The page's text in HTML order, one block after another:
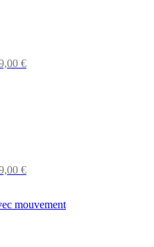
€
€
mouvement